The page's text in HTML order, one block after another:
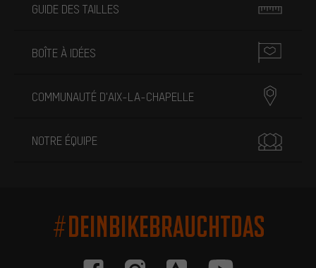
GUIDE DES TAILLES
BOÎTE À IDÉES
COMMUNAUTÉ D'AIX-LA-CHAPELLE
NOTRE ÉQUIPE
#DEINBIKEBRAUCHTDAS